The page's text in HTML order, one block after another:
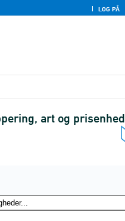
LOG PÅ
art og prisenhed